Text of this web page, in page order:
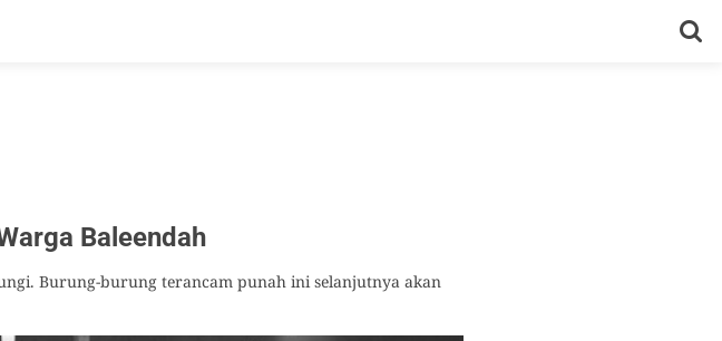
Baleendah
Burung-burung terancam punah ini selanjutnya akan